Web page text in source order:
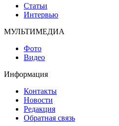
Статьи
Интервью
МУЛЬТИМЕДИА
Фото
Видео
Информация
Контакты
Новости
Редакция
Обратная связь